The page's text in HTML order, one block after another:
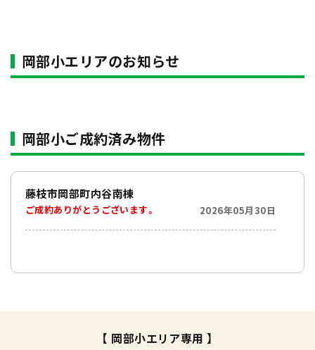
岡部小エリアのお知らせ
岡部小ご成約済み物件
藤枝市岡部町内谷南棟
ご成約ありがとうございます。 2026年05月30日
【 岡部小エリア専用 】